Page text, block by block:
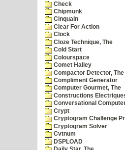
Check
Chipmunk
Cinquain
Clear For Action
Clock
Cloze Technique, The
Cold Start
Colourspace
Comet Halley
Compactor Detector, The
Compliment Generator
Computer Gourmet, The
Constructions
Conversational
Crypt
Cryptogram Challenge
Cryptogram Solver
Cvtnum
DSPLOAD